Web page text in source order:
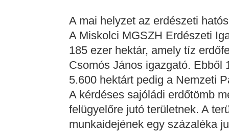
A mai helyzet az erdészeti
A Miskolci MGSZH Erdészeti
185 ezer hektár, amely tíz
Csomós János igazgató. Ebből
5.600 hektárt pedig a Nemzeti
A kérdéses sajóládi erdőtömb
felügyelőre jutó területnek. A
munkaidejének egy százaléka